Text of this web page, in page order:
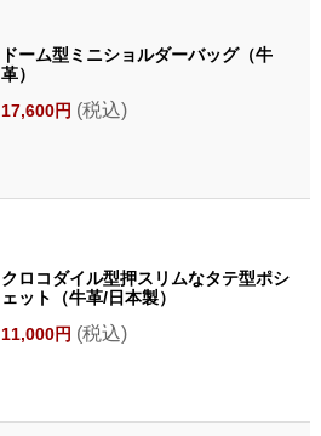
ドーム型ミニショルダーバッグ（牛
革）
17,600円 (税込)
クロコダイル型押スリムなタテ型ポシ
ェット（牛革/日本製）
11,000円 (税込)